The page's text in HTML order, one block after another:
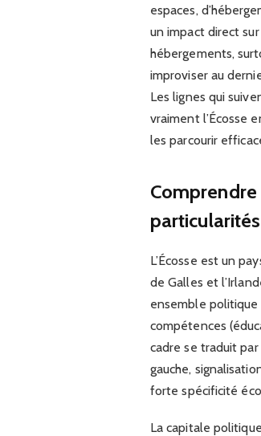
espaces,
un impact direct
hébergements,
improviser au
Les lignes qui
vraiment l’Écosse
les parcourir
Comprendre
L’Écosse est un
de Galles et
ensemble politique
compétences
cadre se traduit
gauche,
forte spécificité
La capitale